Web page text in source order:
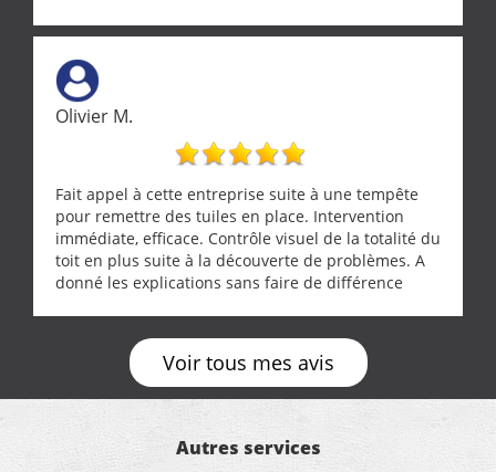
Olivier M.
Fait appel à cette entreprise suite à une tempête
pour remettre des tuiles en place. Intervention
immédiate, efficace. Contrôle visuel de la totalité du
toit en plus suite à la découverte de problèmes. A
donné les explications sans faire de différence
Voir tous mes avis
Autres services